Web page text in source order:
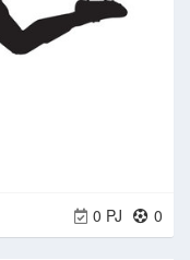
0
0 PJ